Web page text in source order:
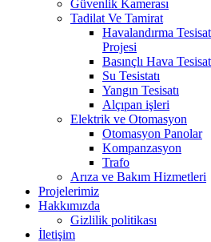
Güvenlik Kamerası
Tadilat Ve Tamirat
Havalandırma
Projesi
Basınçlı Hava
Su Tesistatı
Yangın Tesisatı
Alçıpan işleri
Elektrik ve Otomasyon
Otomasyon Panolar
Kompanzasyon
Trafo
Arıza ve Bakım Hizmetleri
Projelerimiz
Hakkımızda
Gizlilik politikası
İletişim